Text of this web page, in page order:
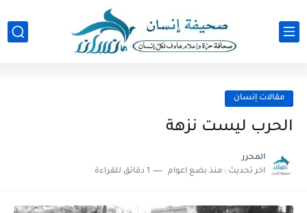
مقالات إنسان
الحرب ليست نزهة
المحرر
اخر تحديث : منذ بضع اعوام 1 دقائق للقراءة